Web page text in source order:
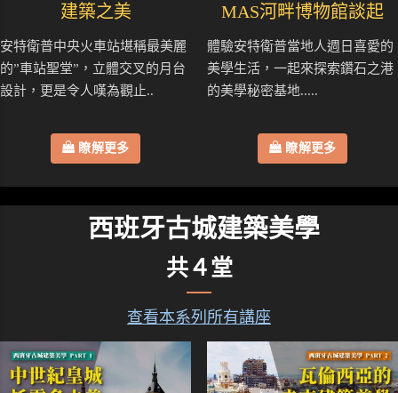
建築之美
安特衛普中央火車站堪稱最美麗
的”車站聖堂”，立體交叉的月台
設計，更是令人嘆為觀止..
瞭解更多
MAS河畔博物館談起
體驗安特衛普當地人週日喜愛的
美學生活，一起來探索鑽石之港
的美學秘密基地.....
瞭解更多
西班牙古城建築美學
共４堂
查看本系列所有講座